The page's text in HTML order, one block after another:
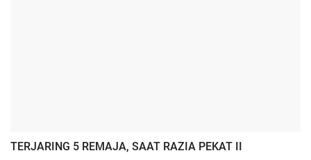
TERJARING 5 REMAJA, SAAT RAZIA PEKAT II